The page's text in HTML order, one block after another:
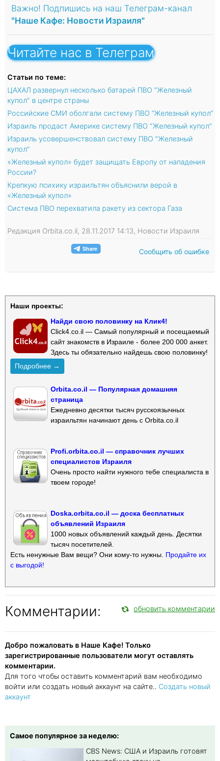
Важно! Подпишись на наш Телеграм-канал
"Наше Кафе: Новости Израиля"
Читайте нас в Телеграм
Статьи по теме:
ЦАХАЛ развернул несколько батарей ПВО "Железный
купол" в центре страны
Российские СМИ оболгали систему ПВО “Железный купол”
Израиль продаст Америке систему ПВО "Железный купол"
Израиль усовершенствовал систему ПВО "Железный
купол"
«Железный купол» будет защищать Европу от нападения
России?
Крепкую психику израильтян объяснили верой в
«Железный купол»
Система ПВО перехватила ракету из сектора Газа
Редакция Orbita.co.il, 28.11.2017 14:13, Новости Израиля
Сообщить об ошибке
Наши проекты:
Найди свою половинку на Клик4!
Click4.co.il — Самый популярный и посещаемый
сайт знакомств в Израиле - более 200 000 анкет.
Здесь ты обязательно найдешь свою половинку!
Подробнее →
Orbita.co.il — Популярная домашняя
страница
Ежедневно десятки тысяч русскоязычных
израильтян начинают день с Orbita.co.il
Profi.orbita.co.il — справочник лучших
специалистов Израиля
Очень просто найти нужного тебе специалиста в
твоем городе!
Doska.orbita.co.il — доска бесплатных
объявлений Израиля
1000 новых объявлений каждый день. Десятки
тысяч посетителей.
Есть ненужные Вам вещи? Они кому-то нужны. Продайте их
с выгодой!
Комментарии: обновить комментарии
Добро пожаловать в Наше Кафе! Только
зарегистрированные пользователи могут оставлять
комментарии.
Для того чтобы оставить комментарий вам необходимо
войти или создать новый аккаунт на сайте.. Создать новый
аккаунт
Самое популярное за неделю:
CBS News: США и Израиль готовят